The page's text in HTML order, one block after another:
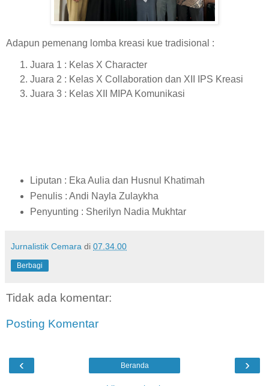
Adapun pemenang lomba kreasi kue tradisional :
Juara 1 : Kelas X Character
Juara 2 : Kelas X Collaboration dan XII IPS Kreasi
Juara 3 : Kelas XII MIPA Komunikasi
Liputan : Eka Aulia dan Husnul Khatimah
Penulis : Andi Nayla Zulaykha
Penyunting : Sherilyn Nadia Mukhtar
Jurnalistik Cemara di 07.34.00
Berbagi
Tidak ada komentar:
Posting Komentar
‹ ›
Beranda